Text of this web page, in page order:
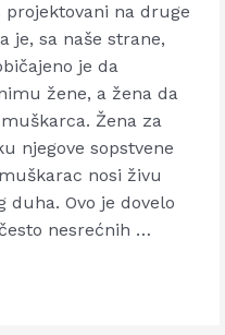
na druge
je, sa naše strane,
je da
žene, a žena da
Žena za
njegove sopstvene
nosi živu
duha. Ovo je dovelo
nesrećnih …